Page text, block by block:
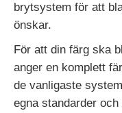
brytsystem för att
önskar.
För att din färg ska
anger en komplett
de vanligaste
egna standarder